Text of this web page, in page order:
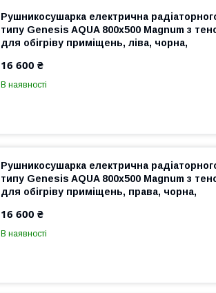
Рушникосушарка електрична
типу Genesis AQUA 800х500 Magnum з
для обігріву приміщень, ліва, чорна,
16 600 ₴
В наявності
Рушникосушарка електрична
типу Genesis AQUA 800х500 Magnum з
для обігріву приміщень, права, чорна,
16 600 ₴
В наявності